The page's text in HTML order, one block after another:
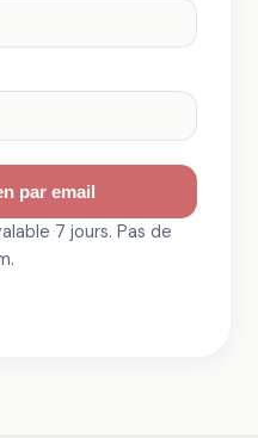
par email
7 jours. Pas de